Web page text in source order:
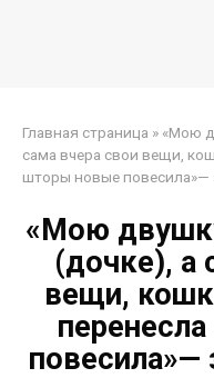
Главная страница » «Мою
сама вчера свои вещи,
шторы новые повесила»—
«Мою
(дочке), а
вещи,
повесила»—